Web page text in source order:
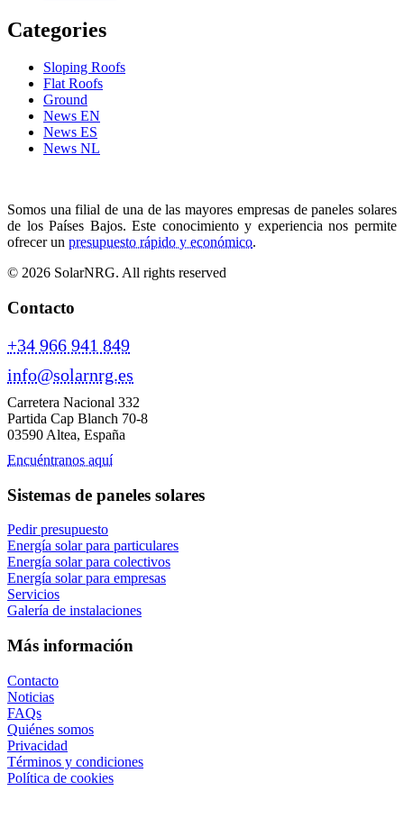
Categories
Sloping Roofs
Flat Roofs
Ground
News EN
News ES
News NL
Somos una filial de una de las mayores empresas de paneles solares
de los Países Bajos. Este conocimiento y experiencia nos permite
ofrecer un presupuesto rápido y económico.
© 2026 SolarNRG. All rights reserved
Contacto
+34 966 941 849
info@solarnrg.es
Carretera Nacional 332
Partida Cap Blanch 70-8
03590 Altea, España
Encuéntranos aquí
Sistemas de paneles solares
Pedir presupuesto
Energía solar para particulares
Energía solar para colectivos
Energía solar para empresas
Servicios
Galería de instalaciones
Más información
Contacto
Noticias
FAQs
Quiénes somos
Privacidad
Términos y condiciones
Política de cookies